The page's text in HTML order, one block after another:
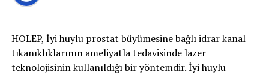
HOLEP, İyi huylu prostat büyümesine bağlı idrar kanal
tıkanıklıklarının ameliyatla tedavisinde lazer
teknolojisinin kullanıldığı bir yöntemdir. İyi huylu